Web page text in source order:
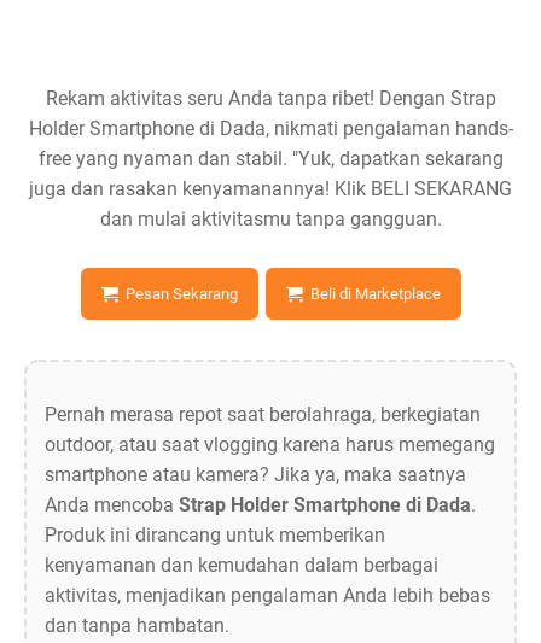
Rekam aktivitas seru Anda tanpa ribet! Dengan Strap
Holder Smartphone di Dada, nikmati pengalaman hands-
free yang nyaman dan stabil. "Yuk, dapatkan sekarang
juga dan rasakan kenyamanannya! Klik BELI SEKARANG
dan mulai aktivitasmu tanpa gangguan.
Pesan Sekarang Beli di Marketplace
Pernah merasa repot saat berolahraga, berkegiatan
outdoor, atau saat vlogging karena harus memegang
smartphone atau kamera? Jika ya, maka saatnya
Anda mencoba Strap Holder Smartphone di Dada.
Produk ini dirancang untuk memberikan
kenyamanan dan kemudahan dalam berbagai
aktivitas, menjadikan pengalaman Anda lebih bebas
dan tanpa hambatan.